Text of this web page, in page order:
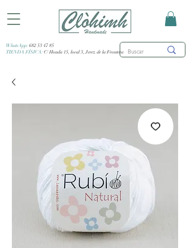
WhatsApp: 682 53 47 85
TIENDA FÍSICA: C/ Honda 15, local 3, Jerez de la Frontera